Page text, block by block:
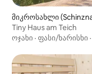
მიკროსახლი
Tiny Haus am Teich
ოჯახი · ფასი/ხარისხი ·